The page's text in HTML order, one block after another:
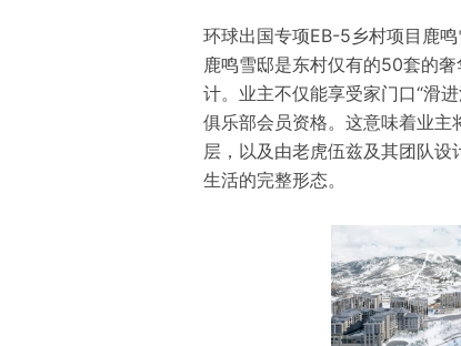
环球出国专项EB-5乡村项目鹿
鹿鸣雪邸是东村仅有的50套的
计。业主不仅能享受家门口“滑
俱乐部会员资格。这意味着业
层，以及由老虎伍兹及其团队
生活的完整形态。